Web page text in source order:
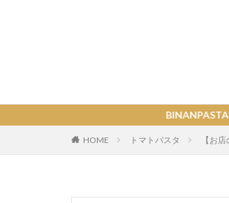
BINANPASTAの各種関連リンクはこ
HOME トマトパスタ 【お